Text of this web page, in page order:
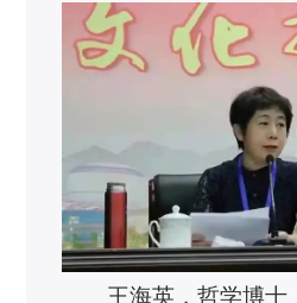
王海英，哲学博士